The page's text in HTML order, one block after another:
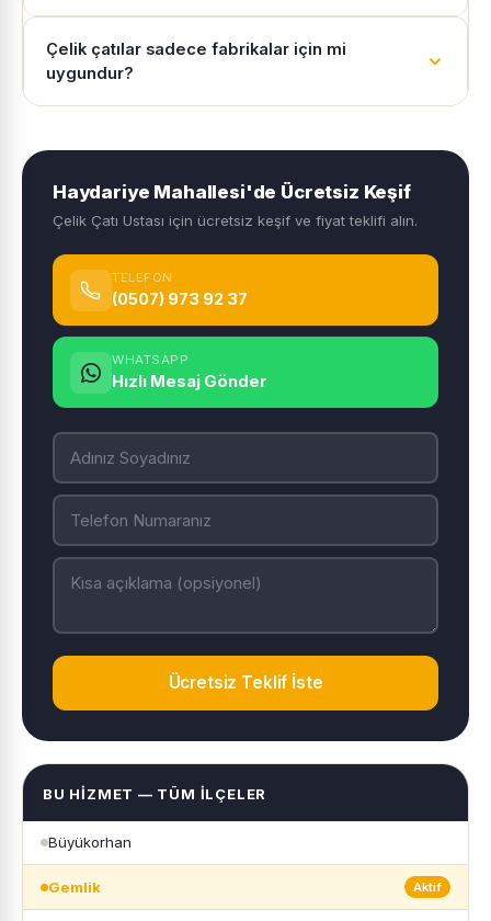
Çelik çatılar sadece fabrikalar için mi
uygundur?
Haydariye Mahallesi'de Ücretsiz Keşif
Çelik Çatı Ustası için ücretsiz keşif ve fiyat teklifi alın.
TELEFON
(0507) 973 92 37
WHATSAPP
Hızlı Mesaj Gönder
Ücretsiz Teklif İste
BU HIZMET — TÜM İLÇELER
Büyükorhan
Gemlik Aktif